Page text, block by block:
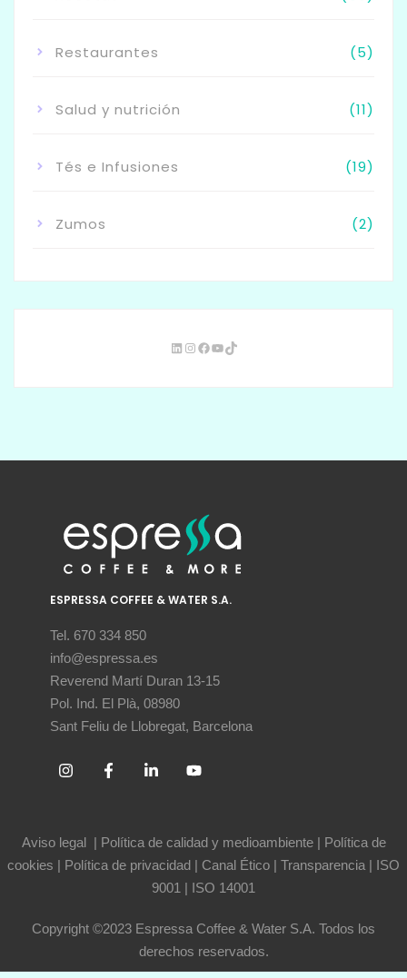
Restaurantes (5)
Salud y nutrición (11)
Tés e Infusiones (19)
Zumos (2)
ESPRESSA COFFEE & WATER S.A.
Tel. 670 334 850
info@espressa.es
Reverend Martí Duran 13-15
Pol. Ind. El Plà, 08980
Sant Feliu de Llobregat, Barcelona
Aviso legal | Política de calidad y medioambiente| Política de
cookies | Política de privacidad | Canal Ético | Transparencia | ISO
9001 | ISO 14001
Copyright ©2023 Espressa Coffee & Water S.A. Todos los
derechos reservados.